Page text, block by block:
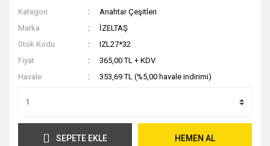
Kategori
Anahtar Çeşitleri
Marka
İZELTAŞ
Stok Kodu
IZL27*32
Fiyat
365,00 TL + KDV
Havale
353,69 TL (%5,00 havale indirimi)
SEPETE EKLE HEMEN AL